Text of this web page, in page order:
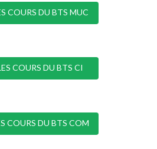
COURS DU BTS MUC
COURS DU BTS CI
COURS DU BTS COM